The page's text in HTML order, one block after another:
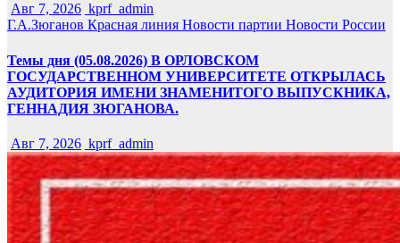
Авг 7, 2026 kprf_admin
Г.А.Зюганов Красная линия Новости партии Новости России
Темы дня (05.08.2026) В ОРЛОВСКОМ
ГОСУДАРСТВЕННОМ УНИВЕРСИТЕТЕ ОТКРЫЛАСЬ
АУДИТОРИЯ ИМЕНИ ЗНАМЕНИТОГО ВЫПУСКНИКА,
ГЕННАДИЯ ЗЮГАНОВА.
Авг 7, 2026 kprf_admin